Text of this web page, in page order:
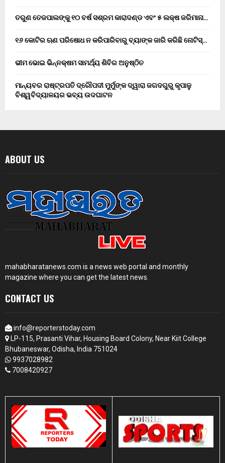
ତରୁଣ ତେଜପାଲଙ୍କୁ ୧୦ ବର୍ଷ ସଶ୍ରମ କାରାଦଣ୍ଡ ଏବଂ ₹୫ ଲକ୍ଷ ଜରିମାନା…
୧୬ କୋଟିର ଋଣ ପରିଷୋଧ ନ କରିପାରିବାରୁ ବ୍ୟାଙ୍କ ଜାରି କରିଛି ନୋଟିସ୍…
ଭୀମ ଭୋଇ ଭିନ୍ନକ୍ଷମ ସାମର୍ଥ୍ୟ ଶିବିର ଅନୁଷ୍ଠିତ
ମାନ୍ୟବର ରାଷ୍ଟ୍ରପତି ଦ୍ରୌପଦୀ ମୁର୍ମୁଙ୍କ ଦ୍ୱାରା ଜଗଦଗୁରୁ କୃପାଳୁ
ବିଶ୍ୱବିଦ୍ୟାଳୟର ଭବ୍ୟ ଉଦଘାଟନ
ABOUT US
mahabharatanews.com is a news web portal and monthly
magazine where you can get the latest news.
CONTACT US
info@reporterstoday.com
LP-115, Prasanti Vihar, Housing Board Colony, Near Kiit College
Bhubaneswar, Odisha, India 751024
9937028982
7008420927